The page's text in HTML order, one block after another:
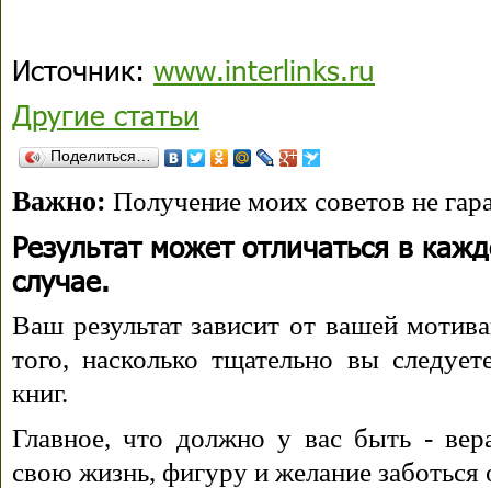
Источник: www.interlinks.ru
Другие статьи
Поделиться…
Важно: Получение моих советов не
Результат может отличаться в
случае.
Ваш результат зависит от вашей
того, насколько тщательно вы
книг.
Главное, что должно у вас быть -
свою жизнь, фигуру и желание заботься